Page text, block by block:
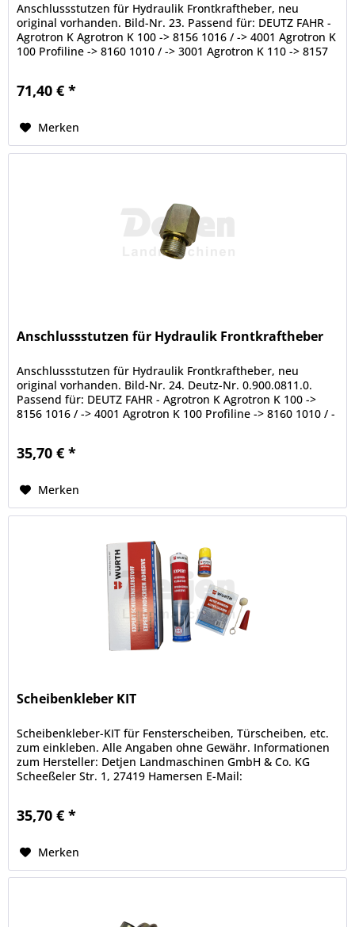
Anschlussstutzen für Hydraulik Frontkraftheber, neu
original vorhanden. Bild-Nr. 23. Passend für: DEUTZ FAHR -
Agrotron K Agrotron K 100 -> 8156 1016 / -> 4001 Agrotron K
100 Profiline -> 8160 1010 / -> 3001 Agrotron K 110 -> 8157
71,40 € *
Merken
Anschlussstutzen für Hydraulik Frontkraftheber
Anschlussstutzen für Hydraulik Frontkraftheber, neu
original vorhanden. Bild-Nr. 24. Deutz-Nr. 0.900.0811.0.
Passend für: DEUTZ FAHR - Agrotron K Agrotron K 100 ->
8156 1016 / -> 4001 Agrotron K 100 Profiline -> 8160 1010 / -
35,70 € *
Merken
Scheibenkleber KIT
Scheibenkleber-KIT für Fensterscheiben, Türscheiben, etc.
zum einkleben. Alle Angaben ohne Gewähr. Informationen
zum Hersteller: Detjen Landmaschinen GmbH & Co. KG
Scheeßeler Str. 1, 27419 Hamersen E-Mail:
35,70 € *
Merken